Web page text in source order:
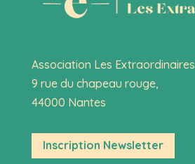
Association Les Extraordinaires
9 rue du chapeau rouge,
44000 Nantes
Inscription Newsletter